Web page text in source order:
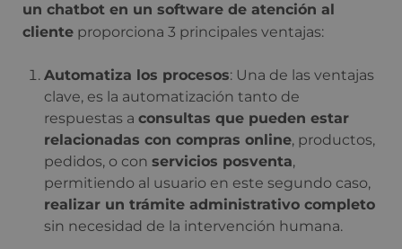
un chatbot en un software de atención al
cliente proporciona 3 principales ventajas:
Automatiza los procesos: Una de las ventajas
clave, es la automatización tanto de
respuestas a consultas que pueden estar
relacionadas con compras online, productos,
pedidos, o con servicios posventa,
permitiendo al usuario en este segundo caso,
realizar un trámite administrativo completo
sin necesidad de la intervención humana.